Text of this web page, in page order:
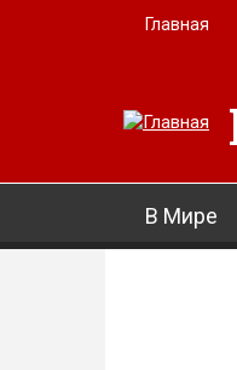
Перейти к основному
Главная
В Мире